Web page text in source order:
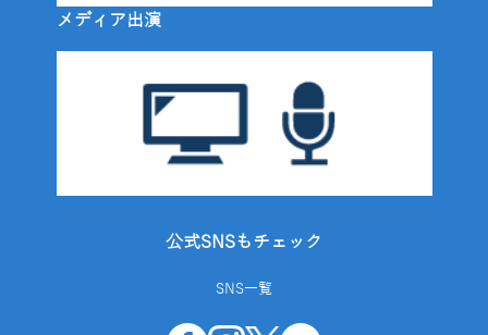
メディア出演
公式SNSもチェック
SNS一覧